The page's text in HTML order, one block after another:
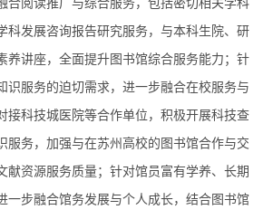
合阅读推广与综合服务，包括密切相关学科
科发展咨询报告研究服务，与本科生院、研
养讲座，全面提升图书馆综合服务能力；针
识服务的迫切需求，进一步融合在校服务与
接科技城医院等合作单位，积极开展科技查
服务，加强与在苏州高校的图书馆合作与交
献资源服务质量；针对馆员富有学养、长期
一步融合馆务发展与个人成长，结合图书馆